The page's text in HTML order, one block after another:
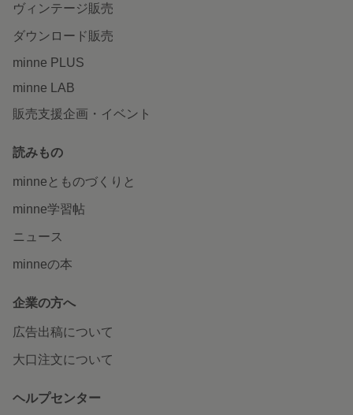
ヴィンテージ販売
ダウンロード販売
minne PLUS
minne LAB
販売支援企画・イベント
読みもの
minneとものづくりと
minne学習帖
ニュース
minneの本
企業の方へ
広告出稿について
大口注文について
ヘルプセンター